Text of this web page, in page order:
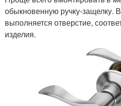
обыкновенную ручку-защелку.
выполняется отверстие,
изделия.